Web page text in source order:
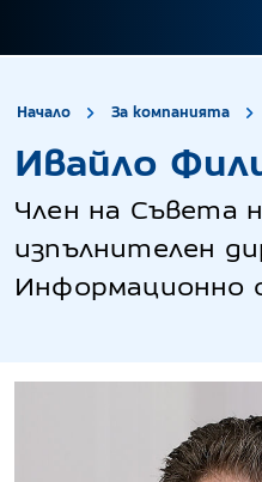
Начало За компанията
Ивайло
Член на Съвета
изпълнителен
Информационно